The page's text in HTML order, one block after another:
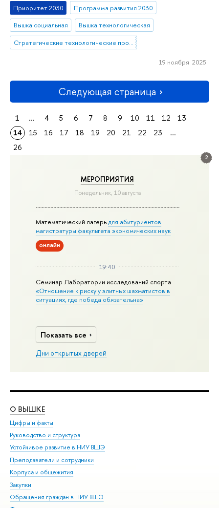
2
МЕРОПРИЯТИЯ
Понедельник, 10 августа
Математический лагерьдля абитуриентов
магистратуры факультета экономических наук
онлайн
19:40
Семинар Лаборатории исследований спорта
«Отношение к риску у элитных шахматистов в
ситуациях, где победа обязательна»
Показать все
Дни открытых дверей
Приоритет 2030
Программа развития 2030
Вышка социальная
Вышка технологическая
Стратегические технологические проекты
19 ноября 2025
Следующая страница
1 ... 4 5 6 7 8 9 10 11 12
13
14
15 16 17 18 19 20 21 22 23
...
26
О ВЫШКЕ
Цифры и факты
Руководство и структура
Устойчивое развитие в НИУ ВШЭ
Преподаватели и сотрудники
Корпуса и общежития
Закупки
Обращения граждан в НИУ ВШЭ